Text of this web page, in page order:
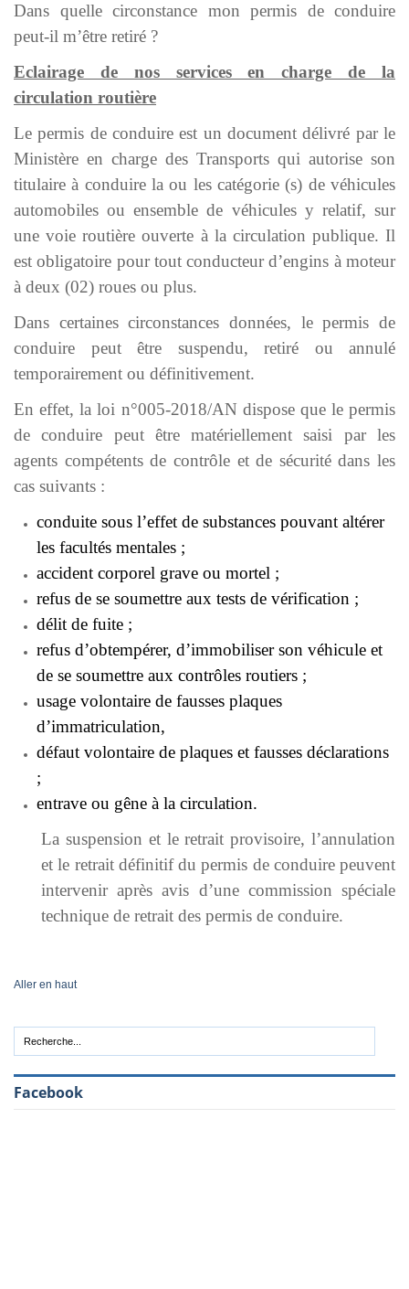
Dans quelle circonstance mon permis de conduire
peut-il m’être retiré ?
Eclairage de nos services en charge de la
circulation routière
Le permis de conduire est un document délivré par le
Ministère en charge des Transports qui autorise son
titulaire à conduire la ou les catégorie (s) de véhicules
automobiles ou ensemble de véhicules y relatif, sur
une voie routière ouverte à la circulation publique. Il
est obligatoire pour tout conducteur d’engins à moteur
à deux (02) roues ou plus.
Dans certaines circonstances données, le permis de
conduire peut être suspendu, retiré ou annulé
temporairement ou définitivement.
En effet, la loi n°005-2018/AN dispose que le permis
de conduire peut être matériellement saisi par les
agents compétents de contrôle et de sécurité dans les
cas suivants :
conduite sous l’effet de substances pouvant altérer
les facultés mentales ;
accident corporel grave ou mortel ;
refus de se soumettre aux tests de vérification ;
délit de fuite ;
refus d’obtempérer, d’immobiliser son véhicule et
de se soumettre aux contrôles routiers ;
usage volontaire de fausses plaques
d’immatriculation,
défaut volontaire de plaques et fausses déclarations
;
entrave ou gêne à la circulation.
La suspension et le retrait provisoire, l’annulation
et le retrait définitif du permis de conduire peuvent
intervenir après avis d’une commission spéciale
technique de retrait des permis de conduire.
Aller en haut
Facebook